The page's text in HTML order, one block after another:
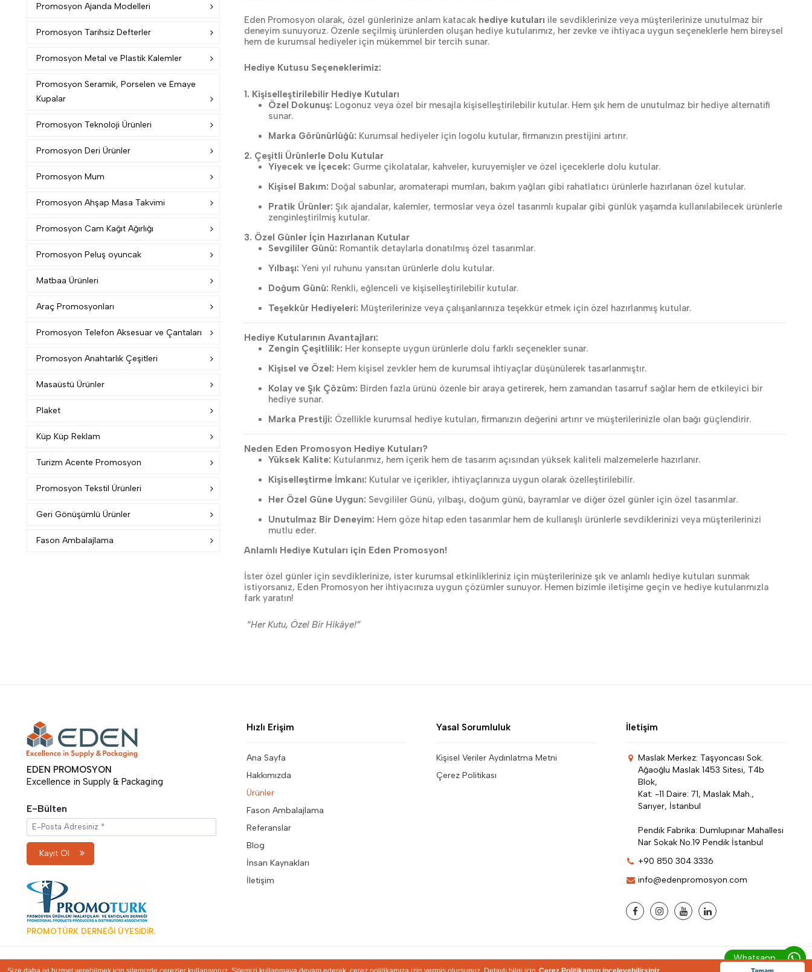
Promosyon Ajanda Modelleri
Promosyon Tarihsiz Defterler
Promosyon Metal ve Plastik Kalemler
Promosyon Seramik, Porselen ve Emaye
Kupalar
Promosyon Teknoloji Ürünleri
Promosyon Deri Ürünler
Promosyon Mum
Promosyon Ahşap Masa Takvimi
Promosyon Cam Kağıt Ağırlığı
Promosyon Peluş oyuncak
Matbaa Ürünleri
Araç Promosyonları
Promosyon Telefon Aksesuar ve Çantaları
Promosyon Anahtarlık Çeşitleri
Masaüstü Ürünler
Plaket
Küp Küp Reklam
Turizm Acente Promosyon
Promosyon Tekstil Ürünleri
Geri Gönüşümlü Ürünler
Fason Ambalajlama
Eden Promosyon olarak, özel günlerinize anlam katacak hediye kutuları ile sevdiklerinize veya müşterilerinize unutulmaz bir
deneyim sunuyoruz. Özenle seçilmiş ürünlerden oluşan hediye kutularımız, her zevke ve ihtiyaca uygun seçeneklerle hem bireysel
hem de kurumsal hediyeler için mükemmel bir tercih sunar.
Hediye Kutusu Seçeneklerimiz:
1. Kişiselleştirilebilir Hediye Kutuları
Özel Dokunuş: Logonuz veya özel bir mesajla kişiselleştirilebilir kutular. Hem şık hem de unutulmaz bir hediye alternatifi
sunar.
Marka Görünürlüğü: Kurumsal hediyeler için logolu kutular, firmanızın prestijini artırır.
2. Çeşitli Ürünlerle Dolu Kutular
Yiyecek ve İçecek: Gurme çikolatalar, kahveler, kuruyemişler ve özel içeceklerle dolu kutular.
Kişisel Bakım: Doğal sabunlar, aromaterapi mumları, bakım yağları gibi rahatlatıcı ürünlerle hazırlanan özel kutular.
Pratik Ürünler: Şık ajandalar, kalemler, termoslar veya özel tasarımlı kupalar gibi günlük yaşamda kullanılabilecek ürünlerle
zenginleştirilmiş kutular.
3. Özel Günler İçin Hazırlanan Kutular
Sevgililer Günü: Romantik detaylarla donatılmış özel tasarımlar.
Yılbaşı: Yeni yıl ruhunu yansıtan ürünlerle dolu kutular.
Doğum Günü: Renkli, eğlenceli ve kişiselleştirilebilir kutular.
Teşekkür Hediyeleri: Müşterilerinize veya çalışanlarınıza teşekkür etmek için özel hazırlanmış kutular.
Hediye Kutularının Avantajları:
Zengin Çeşitlilik: Her konsepte uygun ürünlerle dolu farklı seçenekler sunar.
Kişisel ve Özel: Hem kişisel zevkler hem de kurumsal ihtiyaçlar düşünülerek tasarlanmıştır.
Kolay ve Şık Çözüm: Birden fazla ürünü özenle bir araya getirerek, hem zamandan tasarruf sağlar hem de etkileyici bir
hediye sunar.
Marka Prestiji: Özellikle kurumsal hediye kutuları, firmanızın değerini artırır ve müşterilerinizle olan bağı güçlendirir.
Neden Eden Promosyon Hediye Kutuları?
Yüksek Kalite: Kutularımız, hem içerik hem de tasarım açısından yüksek kaliteli malzemelerle hazırlanır.
Kişiselleştirme İmkanı: Kutular ve içerikler, ihtiyaçlarınıza uygun olarak özelleştirilebilir.
Her Özel Güne Uygun: Sevgililer Günü, yılbaşı, doğum günü, bayramlar ve diğer özel günler için özel tasarımlar.
Unutulmaz Bir Deneyim: Hem göze hitap eden tasarımlar hem de kullanışlı ürünlerle sevdiklerinizi veya müşterilerinizi
mutlu eder.
Anlamlı Hediye Kutuları için Eden Promosyon!
İster özel günler için sevdiklerinize, ister kurumsal etkinlikleriniz için müşterilerinize şık ve anlamlı hediye kutuları sunmak
istiyorsanız, Eden Promosyon her ihtiyacınıza uygun çözümler sunuyor. Hemen bizimle iletişime geçin ve hediye kutularımızla
fark yaratın!
“Her Kutu, Özel Bir Hikâye!”
EDEN PROMOSYON
Excellence in Supply & Packaging
E-Bülten
Kayıt Ol
PROMOTÜRK DERNEĞİ ÜYESİDİR.
Hızlı Erişim
Ana Sayfa
Hakkımızda
Ürünler
Fason Ambalajlama
Referanslar
Blog
İnsan Kaynakları
İletişim
Yasal Sorumluluk
Kişisel Veriler Aydınlatma Metni
Çerez Politikası
İletişim
Maslak Merkez: Taşyoncası Sok.
Ağaoğlu Maslak 1453 Sitesi, T4b
Blok,
Kat: -11 Daire: 71, Maslak Mah.,
Sarıyer, İstanbul
Pendik Fabrika: Dumlupınar Mahallesi
Nar Sokak No.19 Pendik İstanbul
+90 850 304 3336
info@edenpromosyon.com
Whatsapp